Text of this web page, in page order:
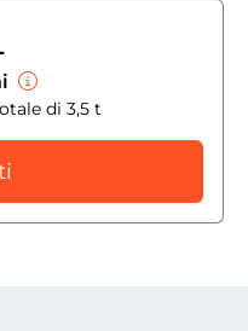
di 3,5 t